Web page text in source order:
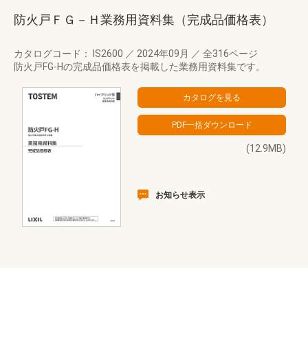
防火戸ＦＧ－Ｈ業務用資料集（完成品価格表）
カタログコード： IS2600 ／ 2024年09月 ／ 全316ページ
防火戸FG-Hの完成品価格表を掲載した業務用資料集です。
(12.9MB)
お知らせ表示